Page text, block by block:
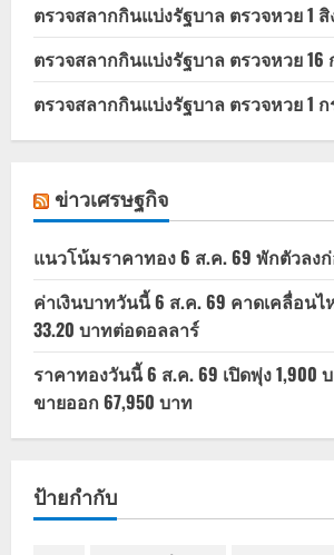
ตรวจสลากกินแบ่งรัฐบาล ตรวจหวย 1
ตรวจสลากกินแบ่งรัฐบาล ตรวจหวย 16
ตรวจสลากกินแบ่งรัฐบาล ตรวจหวย 1
ข่าวเศรษฐกิจ
แนวโน้มราคาทอง 6 ส.ค. 69 พักตัวลง
ค่าเงินบาทวันนี้ 6 ส.ค. 69 คาดเคลื่อนไ
33.20 บาทต่อดอลลาร์
ราคาทองวันนี้ 6 ส.ค. 69 เปิดพุ่ง
ขายออก 67,950 บาท
ป้ายกำกับ